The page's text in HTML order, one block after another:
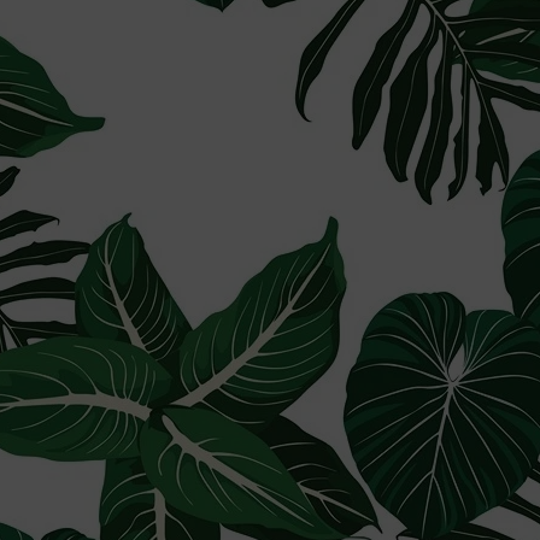
Materiał odporny na blaknięcie i
Produkcja na wymiar – fototapeta